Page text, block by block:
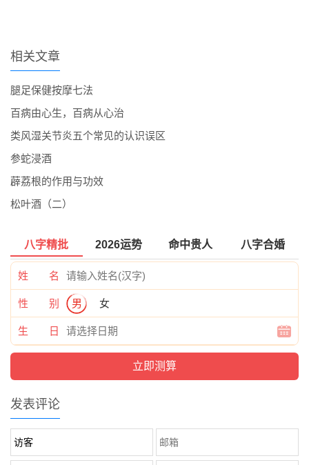
相关文章
腿足保健按摩七法
百病由心生，百病从心治
类风湿关节炎五个常见的认识误区
参蛇浸酒
薜荔根的作用与功效
松叶酒（二）
八字精批 2026运势 命中贵人 八字合婚
姓 名
性 别 男 女
生 日
发表评论